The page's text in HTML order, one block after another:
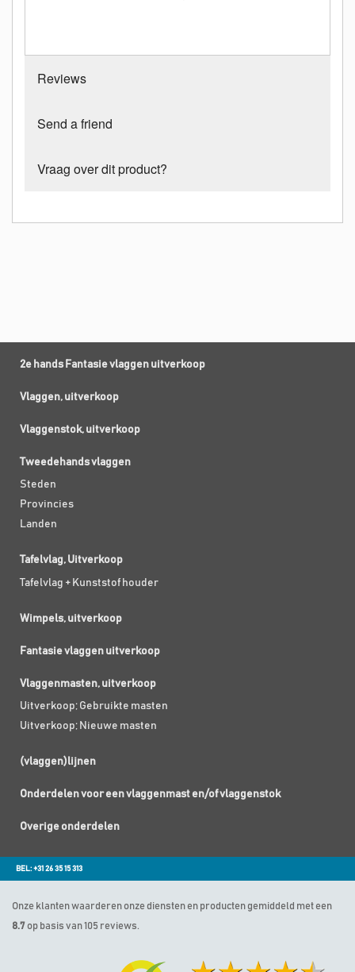
Reviews
Send a friend
Vraag over dit product?
2e hands Fantasie vlaggen uitverkoop
Vlaggen, uitverkoop
Vlaggenstok, uitverkoop
Tweedehands vlaggen
Steden
Provincies
Landen
Tafelvlag, Uitverkoop
Tafelvlag + Kunststof houder
Wimpels, uitverkoop
Fantasie vlaggen uitverkoop
Vlaggenmasten, uitverkoop
Uitverkoop; Gebruikte masten
Uitverkoop; Nieuwe masten
(vlaggen)lijnen
Onderdelen voor een vlaggenmast en/of vlaggenstok
Overige onderdelen
BEL: +31 26 35 15 313
Onze klanten waarderen onze diensten en producten gemiddeld met een
8.7 op basis van 105 reviews.